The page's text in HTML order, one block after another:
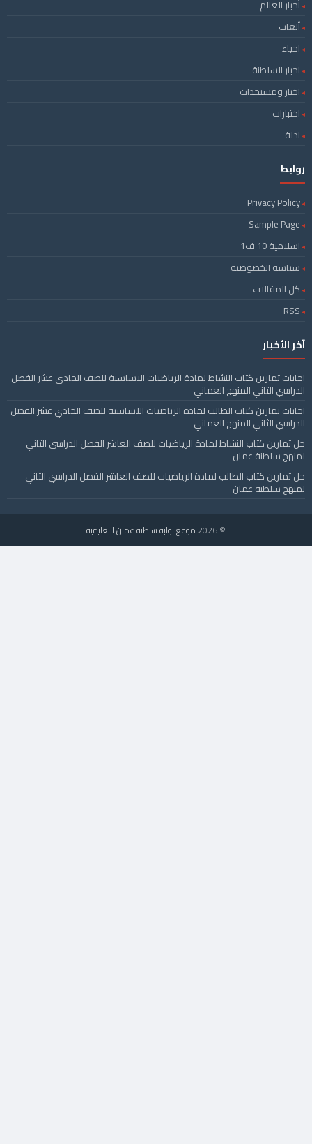
أخبار العالم
ألعاب
احياء
اخبار السلطنة
اخبار ومستجدات
اختبارات
ادلة
روابط
Privacy Policy
Sample Page
اسلامية 10 ف1
سياسة الخصوصية
كل المقالات
RSS
آخر الأخبار
اجابات تمارين كتاب النشاط لمادة الرياضيات الاساسية للصف الحادي عشر الفصل
الدراسي الثاني المنهج العماني
اجابات تمارين كتاب الطالب لمادة الرياضيات الاساسية للصف الحادي عشر الفصل
الدراسي الثاني المنهج العماني
حل تمارين كتاب النشاط لمادة الرياضيات للصف العاشر الفصل الدراسي الثاني
لمنهج سلطنة عمان
حل تمارين كتاب الطالب لمادة الرياضيات للصف العاشر الفصل الدراسي الثاني
لمنهج سلطنة عمان
© 2026 موقع بوابة سلطنة عمان التعليمية